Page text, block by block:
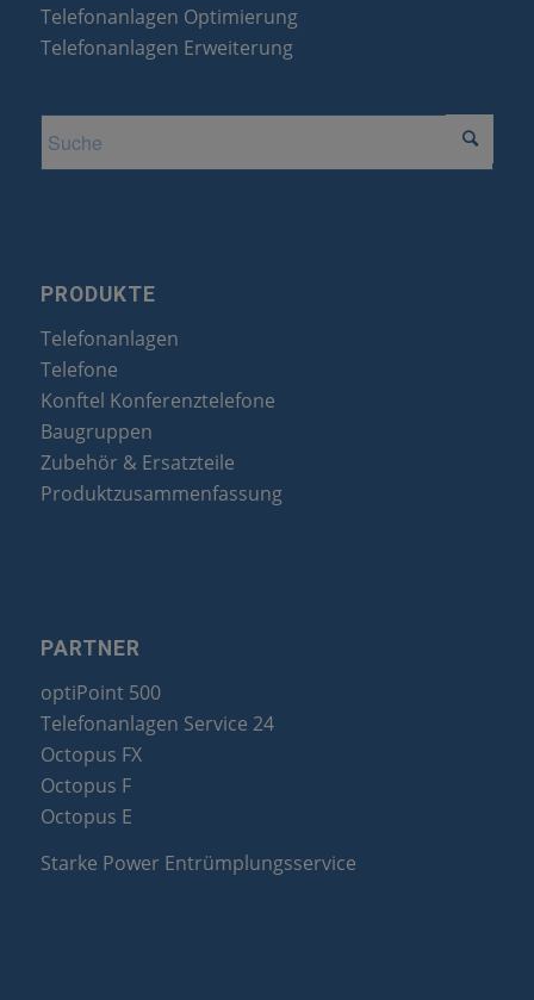
Telefonanlagen Optimierung
Telefonanlagen Erweiterung
PRODUKTE
Telefonanlagen
Telefone
Konftel Konferenztelefone
Baugruppen
Zubehör & Ersatzteile
Produktzusammenfassung
PARTNER
optiPoint 500
Telefonanlagen Service 24
Octopus FX
Octopus F
Octopus E
Starke Power Entrümplungsservice